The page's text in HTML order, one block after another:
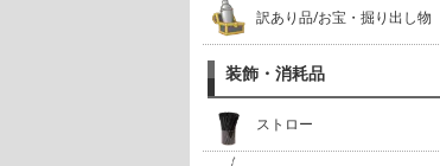
訳あり品/お宝・掘り出し物
装飾・消耗品
ストロー